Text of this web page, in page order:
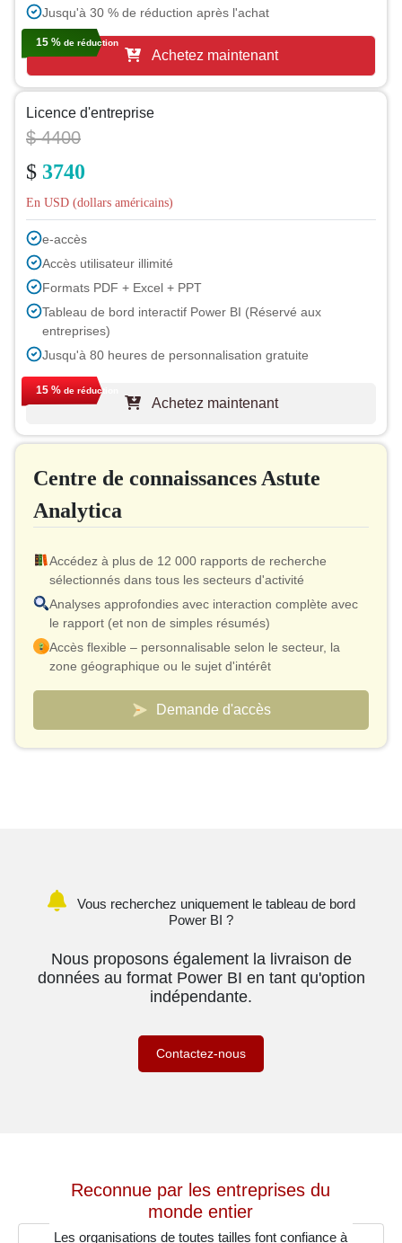
Jusqu'à 30 % de réduction après l'achat
15 % de réduction
Achetez maintenant
Licence d'entreprise
$ 4400
$ 3740
En USD (dollars américains)
e-accès
Accès utilisateur illimité
Formats PDF + Excel + PPT
Tableau de bord interactif Power BI (Réservé aux
entreprises)
Jusqu'à 80 heures de personnalisation gratuite
Assistance d'un analyste pendant 1 an
Mise à jour gratuite du rapport lors du prochain cycle
Autorisation d'imprimer
15 % de réduction
Achetez maintenant
Centre de connaissances Astute
Analytica
Accédez à plus de 12 000 rapports de recherche
sélectionnés dans tous les secteurs d'activité
Analyses approfondies avec interaction complète avec
le rapport (et non de simples résumés)
Accès flexible – personnalisable selon le secteur, la
zone géographique ou le sujet d'intérêt
Modèle de tarification intelligent – ​​coût effectif aussi bas
que 10 $ par rapport
Un accès analyste est inclus pour la validation et les
clarifications rapides
Demande d'accès
Vous recherchez uniquement le tableau de bord
Power BI ?
Nous proposons également la livraison de
données au format Power BI en tant qu'option
indépendante.
Contactez-nous
Reconnue par les entreprises du
monde entier
Les organisations de toutes tailles font confiance à